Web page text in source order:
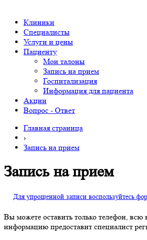
Клиники
Специалисты
Услуги и цены
Пациенту
Мои талоны
Запись на прием
Госпитализация
Информация для пациента
Акции
Вопрос - Ответ
Главная страница
›
Запись на прием
Запись на прием
Для упрощенной записи воспользуйтесь
Вы можете оставить только телефон,
информацию предоставит специалист